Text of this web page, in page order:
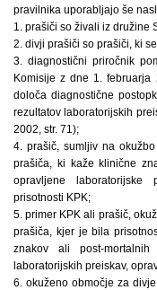
pravilnika uporabljajo še
1. prašiči so živali iz družine
2. divji prašiči so prašiči, ki
3. diagnostični priročnik
Komisije z dne 1. februarja
določa diagnostične
rezultatov laboratorijskih
2002, str. 71);
4. prašič, sumljiv na
prašiča, ki kaže klinične
opravljene laboratorijske
prisotnosti KPK;
5. primer KPK ali prašič,
prašiča, kjer je bila
znakov ali post-
laboratorijskih preiskav,
6. okuženo območje za